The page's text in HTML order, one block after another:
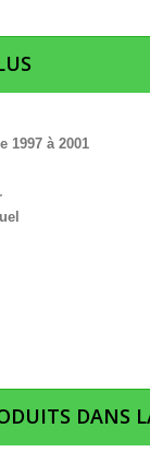
1997 à 2001
DANS